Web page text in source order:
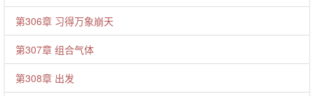
第306章 习得万象崩天
第307章 组合气体
第308章 出发